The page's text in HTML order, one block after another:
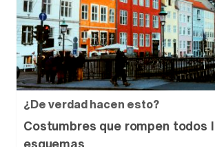
¿De verdad hacen esto?
Costumbres que rompen todos